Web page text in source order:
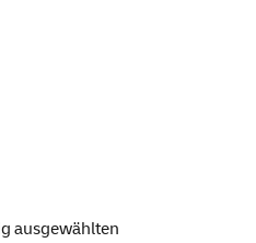
ausgewählten